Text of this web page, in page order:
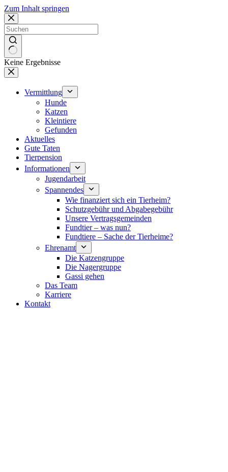
Zum Inhalt springen
Keine Ergebnisse
Vermittlung
Hunde
Katzen
Kleintiere
Gefunden
Aktuelles
Gute Taten
Tierpension
Informationen
Jugendarbeit
Spannendes
Wie finanziert sich ein Tierheim?
Schutzgebühr und Abgabegebühr
Unsere Vertragsgemeinden
Fundtier – was nun?
Fundtiere – Sache der Tierheime?
Ehrenamt
Die Katzengruppe
Die Nagergruppe
Gassi gehen
Das Team
Karriere
Kontakt